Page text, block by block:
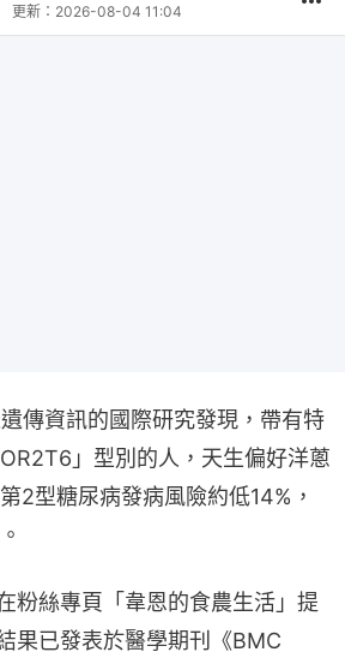
更新： 2026-08-04 11:04
傳資訊的國際研究發現，帶有特
」型別的人，天生偏好洋蔥
2型糖尿病發病風險約低14%，
粉絲專頁「韋恩的食農生活」提
果已發表於醫學期刊《BMC